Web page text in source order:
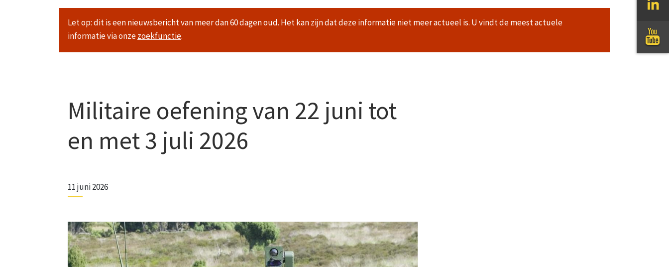
Let op: dit is een nieuwsbericht van meer dan 60 dagen oud. Het kan zijn dat deze informatie niet meer actueel is. U vindt de meest actuele
informatie via onzezoekfunctie.
Militaire oefening van 22 juni tot
en met 3 juli 2026
11 juni 2026